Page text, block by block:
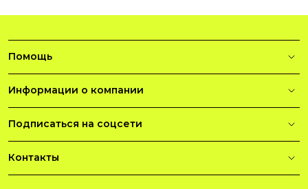
Помощь
Информации о компании
Подписаться на соцсети
Контакты